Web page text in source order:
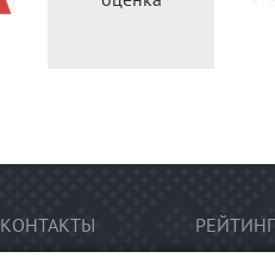
КОНТАКТЫ